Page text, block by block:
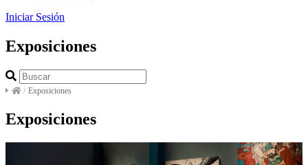
Iniciar Sesión
Exposiciones
/ Exposiciones
Exposiciones